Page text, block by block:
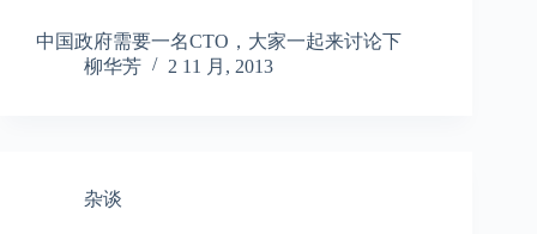
中国政府需要一名CTO，大家一起来讨论下
柳华芳
2 11 月, 2013
杂谈